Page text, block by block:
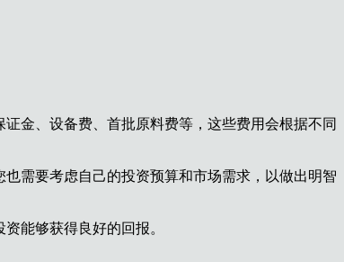
金、设备费、首批原料费等，这些费用会根据不同
需要考虑自己的投资预算和市场需求，以做出明智
能够获得良好的回报。